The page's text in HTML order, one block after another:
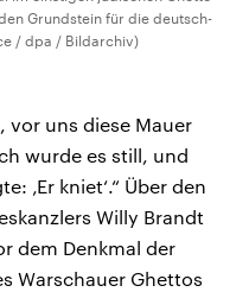
Grundstein für die deutsch-
/ dpa / Bildarchiv)
vor uns diese Mauer
wurde es still, und
‚Er kniet‘.“ Über den
Willy Brandt
dem Denkmal der
Warschauer Ghettos